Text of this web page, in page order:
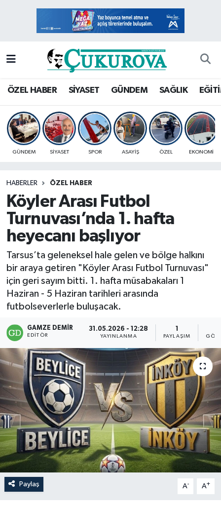
ÖZEL HABER SİYASET GÜNDEM SAĞLIK
GÜNDEM SİYASET SPOR ASAYİŞ ÖZEL EKONOMİ
HABERLER ÖZEL HABER
Köyler Arası Futbol
Turnuvası’nda 1. hafta
heyecanı başlıyor
Tarsus’ta geleneksel hale gelen ve bölge halkını
bir araya getiren "Köyler Arası Futbol Turnuvası"
için geri sayım bitti. 1. hafta müsabakaları 1
Haziran - 5 Haziran tarihleri arasında
futbolseverlerle buluşacak.
GAMZE DEMIR
EDITÖR
31.05.2026 - 12:28
YAYINLANMA PAYLAŞIM
Paylaş A- A+
Mersin Hava Durumu
Mersin Namaz Vakitleri
Mersin Trafik Yoğunluk Haritası
Süper Lig Puan Durumu ve Fikstür
Haber Arşivi